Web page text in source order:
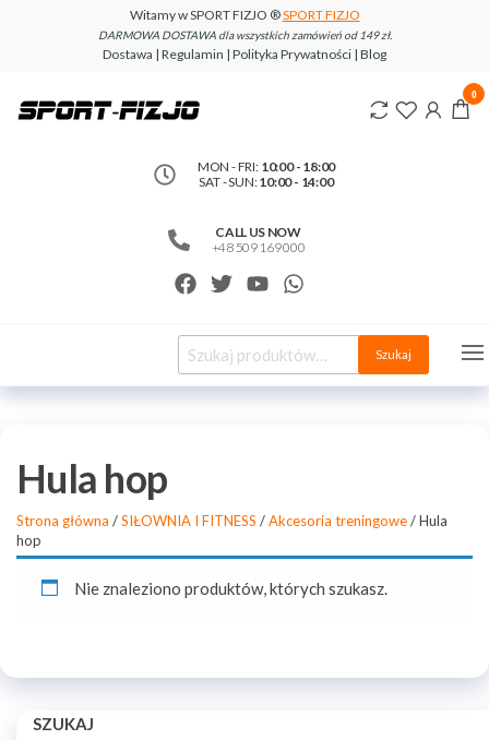
Witamy w SPORT FIZJO ®SPORT FIZJO
DARMOWA DOSTAWA dla wszystkich zamówień od 149 zł.
Dostawa | Regulamin | Polityka Prywatności | Blog
www.sport-
MON - FRI: 10:00 - 18:00
SAT - SUN:10:00 - 14:00
CALL US NOW
+48 509 169 000
0
Szukaj
Hula hop
Strona główna /SIŁOWNIA I FITNESS /Akcesoria treningowe/ Hula
hop
Nie znaleziono produktów, których szukasz.
SZUKAJ